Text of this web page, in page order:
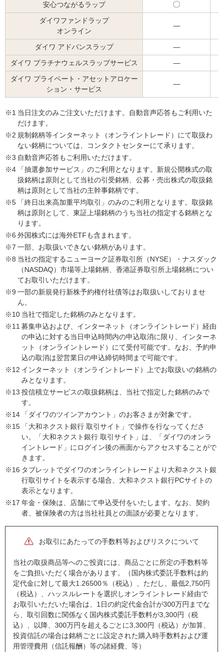
安心つながるラップ
可
能
ダイワファンドラップ
オンライン
―
ダイワ アドバンスラップ
―
ダイワ プラチナウェルスラップサービス
―
ダイワ プライベート・アセットアロケー
ション・サービス
―
※1 当日注文のみご注文いただけます。自動音声応答もご利用いた
だけます。
※2 規制銘柄等インターネット（オンライントレード）にて取扱わ
ない銘柄については、コンタクトセンターにて承ります。
※3 自動音声応答もご利用いただけます。
※4
「抽選参加サービス」のご利用となります。新規公開株式の取
扱銘柄は原則として当社の引受銘柄、公募・売出株式の取扱銘
柄は原則として当社の主幹事銘柄です。
※5
「終日出来高加重平均取引」のみのご利用となります。取扱銘
柄は原則として、東証上場銘柄のうち当社の指定する銘柄とな
ります。
※6 外国株式には海外ETFも含まれます。
※7 一部、お取扱いできない銘柄があります。
※8 当社の指定するニューヨーク証券取引所（NYSE）・ナスダック
（NASDAQ）市場等上場銘柄、香港証券取引所上場銘柄につい
てお取引いただけます。
※9 一部の新規発行新株予約権付社債等はお取扱いしておりませ
ん。
※10 当社で指定した銘柄のみとなります。
※11 募集申込および、インターネット（オンライントレード）経由
の申込に対する当日申込時間内の申込取消に限り、インターネ
ット（オンライントレード）にて受付可能です。なお、予約申
込の取消は翌営業日の申込締切時間まで可能です。
※12 インターネット（オンライントレード）上でお取扱いの銘柄の
みとなります。
※13 投信積立サービスの取扱銘柄は、当社で指定した銘柄のみで
す。
※14
「ダイワのツインアカウント」のお客さまが対象です。
※15
「大和ネクスト銀行 取引サイト」で操作を行なってくださ
い。「大和ネクスト銀行 取引サイト」は、「ダイワのオンラ
イントレード」にログイン後の画面からアクセスすることがで
きます。
※16 タブレットでダイワのオンライントレードより大和ネクスト銀
行取引サイトを表示する場合、大和ネクスト銀行PCサイトの
表示となります。
※17 年金・保険は、店舗にて申込受付をいたします。なお、契約
者、被保険者の方は当社社員との面談が必要となります。
お取引にあたっての手数料等およびリスクについて
当社の取扱商品等へのご投資には、商品ごとに所定の手数料等
をご負担いただく場合があります。（国内株式委託手数料は約
定代金に対して最大1.26500％（税込）、ただし、最低2,750円
（税込）、ハッスルレートを選択しオンライントレード経由で
お取引いただいた場合は、1日の約定代金合計が300万円までな
ら、取引回数に関係なく国内株式委託手数料が3,300円（税
込）、以降、300万円を超えるごとに3,300円（税込）が加算、
投資信託の場合は銘柄ごとに設定された購入時手数料および運
用管理費用（信託報酬）等の諸経費、等）